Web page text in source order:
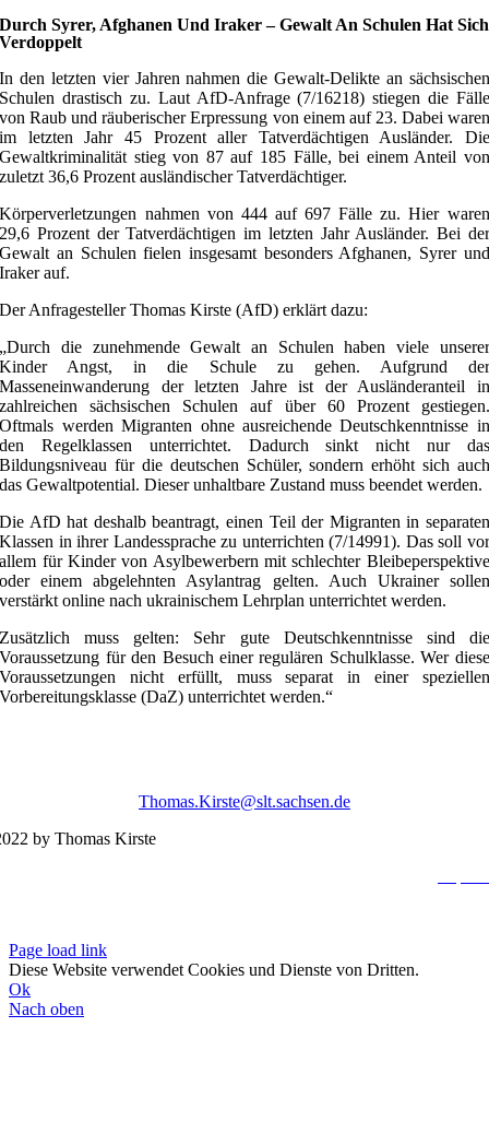
Durch Syrer, Afghanen Und Iraker – Gewalt An Schulen Hat Sich
Verdoppelt
In den letzten vier Jahren nahmen die Gewalt-Delikte an sächsischen
Schulen drastisch zu. Laut AfD-Anfrage (7/16218) stiegen die Fälle
von Raub und räuberischer Erpressung von einem auf 23. Dabei waren
im letzten Jahr 45 Prozent aller Tatverdächtigen Ausländer. Die
Gewaltkriminalität stieg von 87 auf 185 Fälle, bei einem Anteil von
zuletzt 36,6 Prozent ausländischer Tatverdächtiger.
Körperverletzungen nahmen von 444 auf 697 Fälle zu. Hier waren
29,6 Prozent der Tatverdächtigen im letzten Jahr Ausländer. Bei der
Gewalt an Schulen fielen insgesamt besonders Afghanen, Syrer und
Iraker auf.
Der Anfragesteller Thomas Kirste (AfD) erklärt dazu:
„Durch die zunehmende Gewalt an Schulen haben viele unserer
Kinder Angst, in die Schule zu gehen. Aufgrund der
Masseneinwanderung der letzten Jahre ist der Ausländeranteil in
zahlreichen sächsischen Schulen auf über 60 Prozent gestiegen.
Oftmals werden Migranten ohne ausreichende Deutschkenntnisse in
den Regelklassen unterrichtet. Dadurch sinkt nicht nur das
Bildungsniveau für die deutschen Schüler, sondern erhöht sich auch
das Gewaltpotential. Dieser unhaltbare Zustand muss beendet werden.
Die AfD hat deshalb beantragt, einen Teil der Migranten in separaten
Klassen in ihrer Landessprache zu unterrichten (7/14991). Das soll vor
allem für Kinder von Asylbewerbern mit schlechter Bleibeperspektive
oder einem abgelehnten Asylantrag gelten. Auch Ukrainer sollen
verstärkt online nach ukrainischem Lehrplan unterrichtet werden.
Zusätzlich muss gelten: Sehr gute Deutschkenntnisse sind die
Voraussetzung für den Besuch einer regulären Schulklasse. Wer diese
Voraussetzungen nicht erfüllt, muss separat in einer speziellen
Vorbereitungsklasse (DaZ) unterrichtet werden.“
Thomas.Kirste@slt.sachsen.de
by Thomas Kirste
Page load link
Diese Website verwendet Cookies und Dienste von Dritten.
Ok
Nach oben